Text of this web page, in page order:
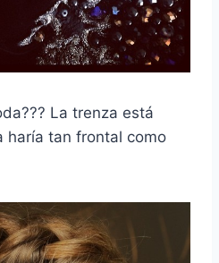
La trenza está
haría tan frontal como